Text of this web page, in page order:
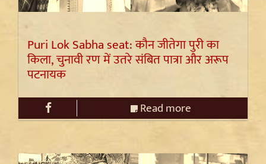
Puri Lok Sabha seat: कौन जीतेगा पुरी का
किला, चुनावी रण में उतरे संबित पात्रा और अरूप
पटनायक
Read more